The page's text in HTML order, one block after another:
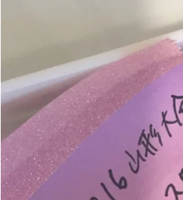
る
仏
の
修
復”
の